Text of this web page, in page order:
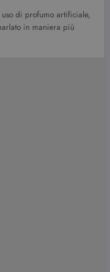
uso di profumo artificiale,
in maniera più